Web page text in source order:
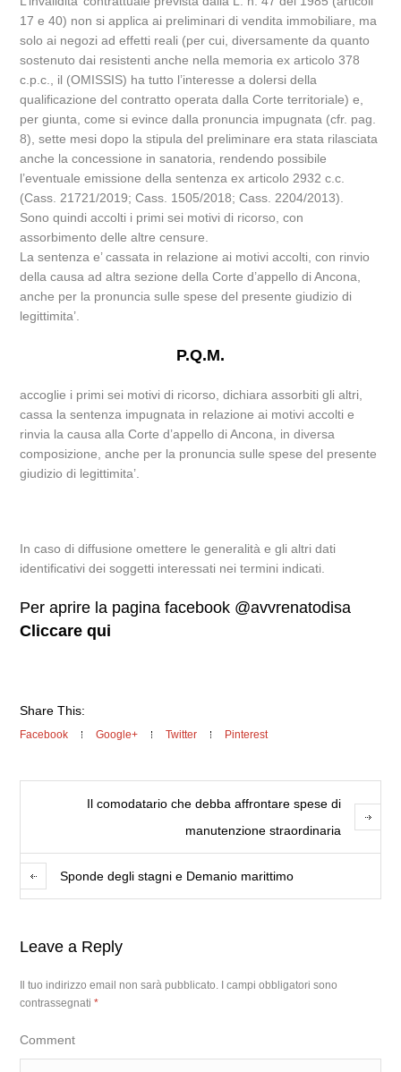
17 e 40) non si applica ai preliminari di vendita immobiliare, ma
solo ai negozi ad effetti reali (per cui, diversamente da quanto
sostenuto dai resistenti anche nella memoria ex articolo 378
c.p.c., il (OMISSIS) ha tutto l’interesse a dolersi della
qualificazione del contratto operata dalla Corte territoriale) e,
per giunta, come si evince dalla pronuncia impugnata (cfr. pag.
8), sette mesi dopo la stipula del preliminare era stata rilasciata
anche la concessione in sanatoria, rendendo possibile
l’eventuale emissione della sentenza ex articolo 2932 c.c.
(Cass. 21721/2019; Cass. 1505/2018; Cass. 2204/2013).
Sono quindi accolti i primi sei motivi di ricorso, con
assorbimento delle altre censure.
La sentenza e’ cassata in relazione ai motivi accolti, con rinvio
della causa ad altra sezione della Corte d’appello di Ancona,
anche per la pronuncia sulle spese del presente giudizio di
legittimita’.
P.Q.M.
accoglie i primi sei motivi di ricorso, dichiara assorbiti gli altri,
cassa la sentenza impugnata in relazione ai motivi accolti e
rinvia la causa alla Corte d’appello di Ancona, in diversa
composizione, anche per la pronuncia sulle spese del presente
giudizio di legittimita’.
In caso di diffusione omettere le generalità e gli altri dati
identificativi dei soggetti interessati nei termini indicati.
Per aprire la pagina facebook @avvrenatodisa
Cliccare qui
Share This:
Facebook Google+ Twitter Pinterest
Il comodatario che debba affrontare spese di
manutenzione straordinaria
Sponde degli stagni e Demanio marittimo
Leave a Reply
Il tuo indirizzo email non sarà pubblicato.
I campi obbligatori sono
contrassegnati*
Comment